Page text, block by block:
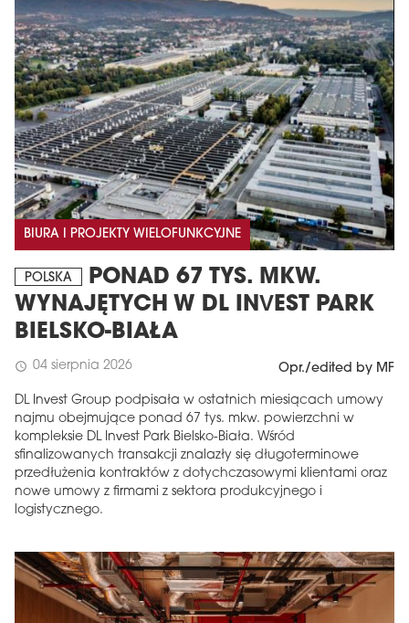
BIURA I PROJEKTY WIELOFUNKCYJNE
POLSKA
PONAD 67 TYS. MKW.
WYNAJĘTYCH W DL INVEST PARK
BIELSKO-BIAŁA
schedule 04 sierpnia 2026 Opr./edited by MF
DL Invest Group podpisała w ostatnich miesiącach umowy
najmu obejmujące ponad 67 tys. mkw. powierzchni w
kompleksie DL Invest Park Bielsko-Biała. Wśród
sfinalizowanych transakcji znalazły się długoterminowe
przedłużenia kontraktów z dotychczasowymi klientami oraz
nowe umowy z firmami z sektora produkcyjnego i
logistycznego.